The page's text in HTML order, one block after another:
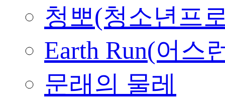
청뽀(청소년프
Earth Run(어스
문래의 물레